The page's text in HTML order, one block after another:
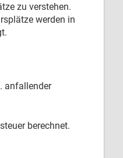
zu verstehen.
werden in
anfallender
berechnet.